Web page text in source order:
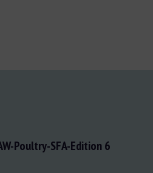
Poultry-SFA-Edition 6